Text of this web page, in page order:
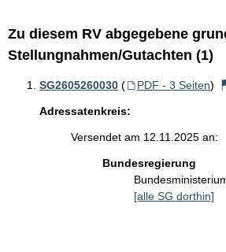
Zu diesem RV abgegebene
Stellungnahmen/Gutachten (1)
SG2605260030 ( PDF - 3 Seiten)
Adressatenkreis:
Versendet am 12.11.2025 an:
Bundesregierung
[alle SG dorthin]